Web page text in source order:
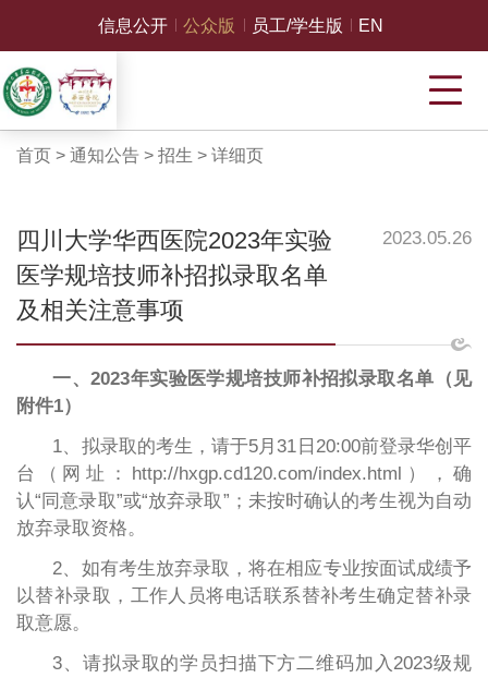
信息公开 公众版 员工/学生版 EN
首页 > 通知公告> 招生 > 详细页
四川大学华西医院2023年实验
医学规培技师补招拟录取名单
及相关注意事项
2023.05.26
一、2023年实验医学规培技师补招拟录取名单（见
附件1）
1、拟录取的考生，请于5月31日20:00前登录华创平
台（网址：http://hxgp.cd120.com/index.html），确
认“同意录取”或“放弃录取”；未按时确认的考生视为自动
放弃录取资格。
2、如有考生放弃录取，将在相应专业按面试成绩予
以替补录取，工作人员将电话联系替补考生确定替补录
取意愿。
3、请拟录取的学员扫描下方二维码加入2023级规